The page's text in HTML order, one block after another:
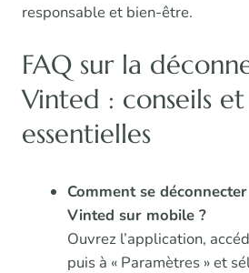
responsable et bien-être.
FAQ sur la
Vinted : conseils
essentielles
Comment se
Vinted sur mobile ?
Ouvrez l’application,
puis à « Paramètres » et